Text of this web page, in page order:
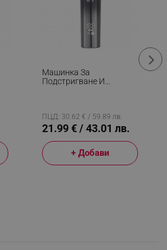
Машинка За
Подстригване И
Титаниево Острие, 2000
MAh, IPX6, Сив/черен
ПЦД: 30.62 € / 59.89 лв.
21.99 € / 43.01 лв.
+ Добави